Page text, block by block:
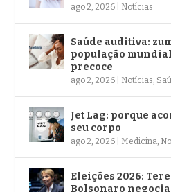
ago 2, 2026 Notícias
Saúde auditiva:
população
precoce
ago 2, 2026 Notícias
Jet Lag: porque
seu corpo
ago 2, 2026 Medicina
Eleições 2026:
Bolsonaro